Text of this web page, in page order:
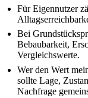
Für Eigennutzer
Bei
Bebaubarkeit,
Vergleichswerte.
Wer den Wert
sollte Lage,
Nachfrage